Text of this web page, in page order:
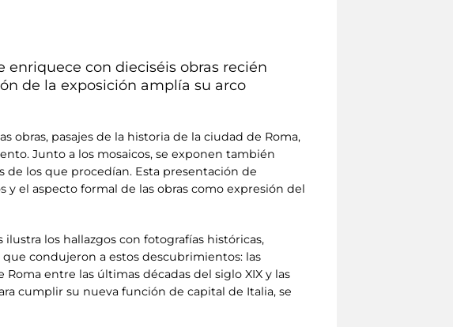
enriquece con dieciséis obras recién
de la exposición amplía su arco
obras, pasajes de la historia de la ciudad de Roma,
Junto a los mosaicos, se exponen también
los que procedían. Esta presentación de
el aspecto formal de las obras como expresión del
los hallazgos con fotografías históricas,
condujeron a estos descubrimientos: las
entre las últimas décadas del siglo XIX y las
cumplir su nueva función de capital de Italia, se